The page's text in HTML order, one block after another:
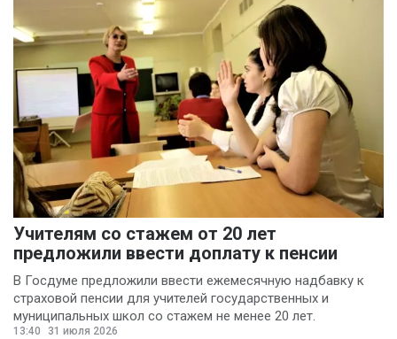
Учителям со стажем от 20 лет
предложили ввести доплату к пенсии
В Госдуме предложили ввести ежемесячную надбавку к
страховой пенсии для учителей государственных и
муниципальных школ со стажем не менее 20 лет.
13:40
31 июля 2026